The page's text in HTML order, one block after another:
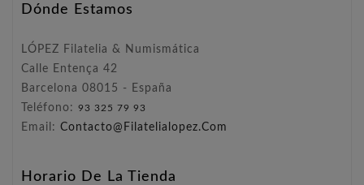
Dónde Estamos
LÓPEZ Filatelia & Numismática
Calle Entença 42
Barcelona 08015 - España
Teléfono: 93 325 79 93
Email: Contacto@filatelialopez.com
Horario De La Tienda